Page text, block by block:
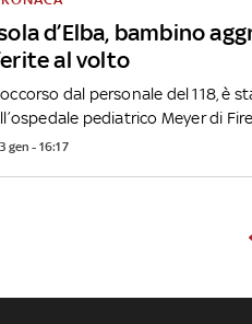
d’Elba, bambino
al volto
dal personale del 118, è
pediatrico Meyer di
gen - 16:17